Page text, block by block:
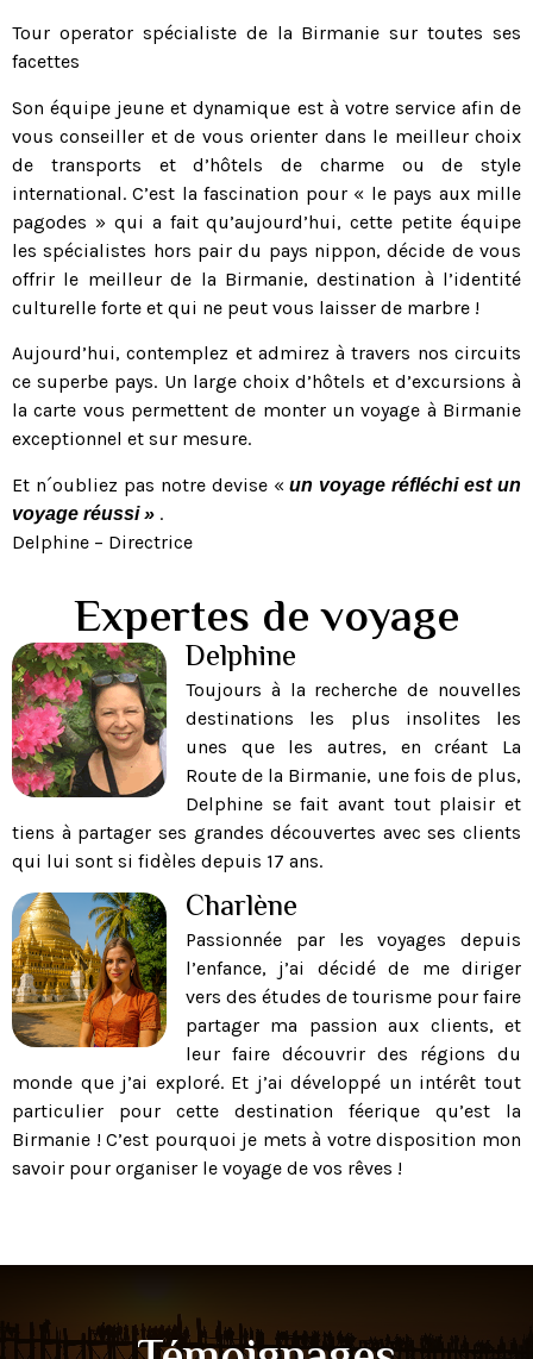
Tour operator spécialiste de la Birmanie sur toutes ses
facettes
Son équipe jeune et dynamique est à votre service afin de
vous conseiller et de vous orienter dans le meilleur choix
de transports et d’hôtels de charme ou de style
international. C’est la fascination pour « le pays aux mille
pagodes » qui a fait qu’aujourd’hui, cette petite équipe
les spécialistes hors pair du pays nippon, décide de vous
offrir le meilleur de la Birmanie, destination à l’identité
culturelle forte et qui ne peut vous laisser de marbre !
Aujourd’hui, contemplez et admirez à travers nos circuits
ce superbe pays. Un large choix d’hôtels et d’excursions à
la carte vous permettent de monter un voyage à Birmanie
exceptionnel et sur mesure.
Et n´oubliez pas notre devise «un voyage réfléchi est un
voyage réussi » .
Delphine – Directrice
Expertes de voyage
Delphine
Toujours à la recherche de nouvelles
destinations les plus insolites les
unes que les autres, en créant La
Route de la Birmanie, une fois de plus,
Delphine se fait avant tout plaisir et
tiens à partager ses grandes découvertes avec ses clients
qui lui sont si fidèles depuis 17 ans.
Charlène
Passionnée par les voyages depuis
l’enfance, j’ai décidé de me diriger
vers des études de tourisme pour faire
partager ma passion aux clients, et
leur faire découvrir des régions du
monde que j’ai exploré. Et j’ai développé un intérêt tout
particulier pour cette destination féerique qu’est la
Birmanie ! C’est pourquoi je mets à votre disposition mon
savoir pour organiser le voyage de vos rêves !